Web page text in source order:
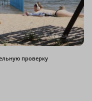
проверку